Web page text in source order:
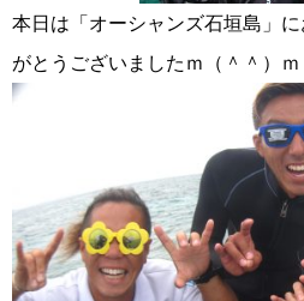
本日は「オーシャンズ石垣島」
がとうございましたｍ（＾＾）ｍ